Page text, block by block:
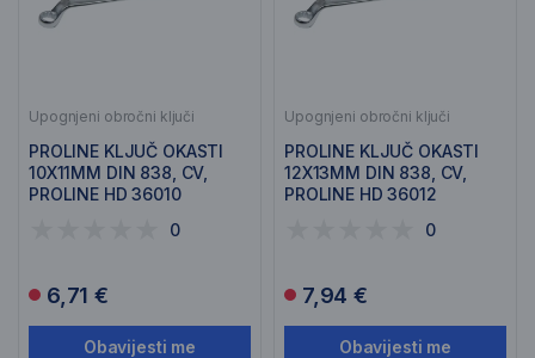
Upognjeni obročni ključi
PROLINE KLJUČ OKASTI
10X11MM DIN 838, CV,
PROLINE HD 36010
0
6,71 €
Obavijesti me
Upognjeni obročni ključi
PROLINE KLJUČ OKASTI
12X13MM DIN 838, CV,
PROLINE HD 36012
0
7,94 €
Obavijesti me